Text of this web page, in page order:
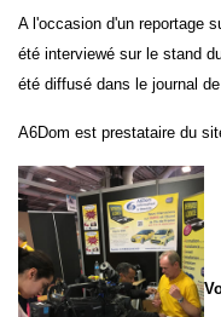
A l'occasion d'un reportage
été interviewé sur le stand
été diffusé dans le journal
A6Dom est prestataire du